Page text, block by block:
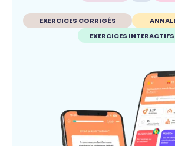
EXERCICES CORRIGÉS
EXERCICES INTERACTIFS